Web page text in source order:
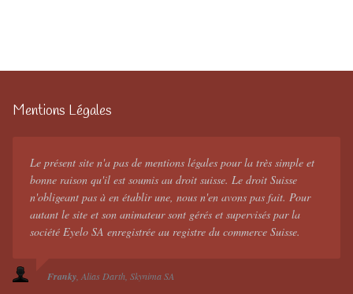
Mentions Légales
Le présent site n'a pas de mentions légales pour la très simple et
bonne raison qu'il est soumis au droit suisse. Le droit Suisse
n'obligeant pas à en établir une, nous n'en avons pas fait. Pour
autant le site et son animateur sont gérés et supervisés par la
société Eyelo SA enregistrée au registre du commerce Suisse.
Franky Alias Darth Skynima SA